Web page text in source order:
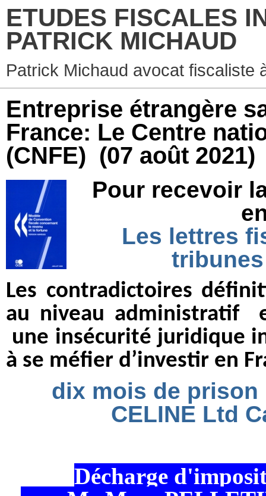
ETUDES FISCALES
PATRICK MICHAUD
Patrick Michaud avocat fiscaliste
Entreprise étrangère
France: Le Centre
(CNFE) (07 août 2021)
Pour recevoir
Les lettres
Les contradictoires
au niveau administratif
une insécurité juridique
à se méfier d’investir en
dix mois de
CELINE Ltd
Décharge